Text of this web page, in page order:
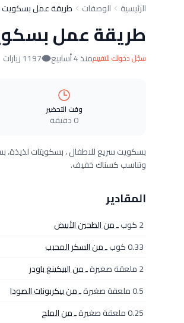
الرئيسية الوصفات طريقة عمل بسكويت
طريقة عمل
سجّل دخولك للتقييممنذ 4 أسابيع 1197 زيارات
وقت التحضير
0 دقيقة
بسكويت سريع للاطفال ، بسكويتات لذيذة،
وتناسب كسناك خفيف.
المقادير
2 كوب
ـ من الطحين الأبيض
0.33 كوب
ـ من السكر المحبب
2 ملعقة صغيرة
ـ من البيكينغ باودر
0.5 ملعقة صغيرة
ـ من بيكربونات الصودا
0.25 ملعقة صغيرة
ـ من الملح